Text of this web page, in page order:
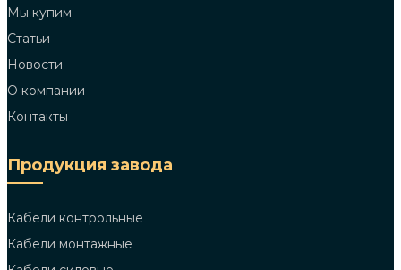
Мы купим
Статьи
Новости
О компании
Контакты
Продукция завода
Кабели контрольные
Кабели монтажные